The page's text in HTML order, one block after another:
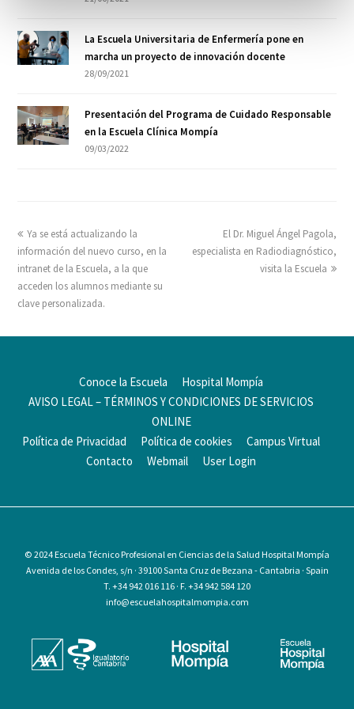
La Escuela Universitaria de Enfermería pone en
marcha un proyecto de innovación docente
28/09/2021
Presentación del Programa de Cuidado Responsable
en la Escuela Clínica Mompía
09/03/2022
Ya se está actualizando la
información del nuevo curso, en la
intranet de la Escuela, a la que
acceden los alumnos mediante su
clave personalizada.
El Dr. Miguel Ángel Pagola,
especialista en Radiodiagnóstico,
visita la Escuela
Conoce la Escuela
Hospital Mompía
AVISO LEGAL – TÉRMINOS Y CONDICIONES DE SERVICIOS
ONLINE
Política de Privacidad
Política de cookies
Campus Virtual
Contacto
Webmail User Login
© 2024 Escuela Técnico Profesional en Ciencias de la Salud Hospital Mompía
Avenida de los Condes, s/n · 39100 Santa Cruz de Bezana - Cantabria · Spain
T. +34 942 016 116 · F. +34 942 584 120
info@escuelahospitalmompia.com